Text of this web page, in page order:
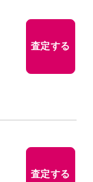
査定する
査定する